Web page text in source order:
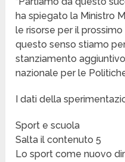
ha spiegato la Ministro
le risorse per il
questo senso stiamo
stanziamento
nazionale per le
I dati della
Sport e scuola
Salta il contenuto 5
Lo sport come nuovo